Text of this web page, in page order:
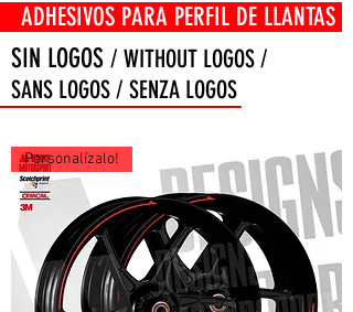
PARA PERFIL DE LLANTAS
SIN LOGOS / WITHOUT LOGOS /
SANS LOGOS / SENZA LOGOS
Personalízalo!